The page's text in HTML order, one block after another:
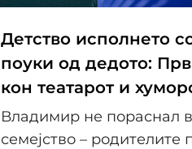
Детство исполнето
поуки од дедото:
кон театарот и
Владимир не пораснал
семејство – родителите